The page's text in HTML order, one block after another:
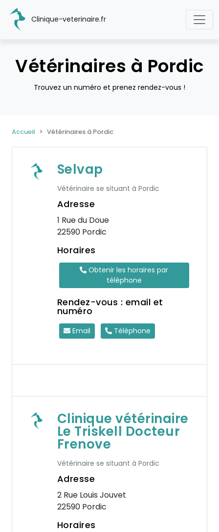
Clinique-veterinaire.fr
Vétérinaires à Pordic
Trouvez un numéro et prenez rendez-vous !
Accueil Vétérinaires à Pordic
Selvap
Vétérinaire se situant à Pordic
Adresse
1 Rue du Doue
22590 Pordic
Horaires
Obtenir les horaires par
téléphone
Rendez-vous : email et
numéro
Email Téléphone
Clinique vétérinaire
Le Triskell Docteur
Frenove
Vétérinaire se situant à Pordic
Adresse
2 Rue Louis Jouvet
22590 Pordic
Horaires